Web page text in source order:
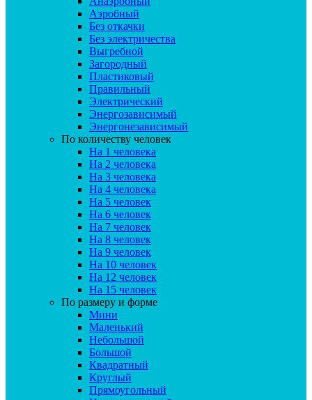
Аэробный
Без откачки
Без электричества
Выгребной
Загородный
Пластиковый
Правильный
Электрический
Энергозависимый
Энергонезависимый
По количеству человек
На 1 человека
На 2 человека
На 3 человека
На 4 человека
На 5 человек
На 6 человек
На 7 человек
На 8 человек
На 9 человек
На 10 человек
На 12 человек
На 15 человек
По размеру и форме
Мини
Маленький
Небольшой
Большой
Квадратный
Круглый
Прямоугольный